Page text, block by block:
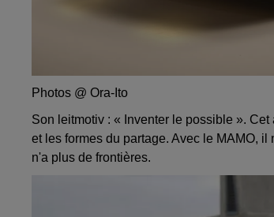
Photos @ Ora-Ito
Son leitmotiv : « Inventer le possible ».
et les formes du partage. Avec le MAMO,
n'a plus de frontières.